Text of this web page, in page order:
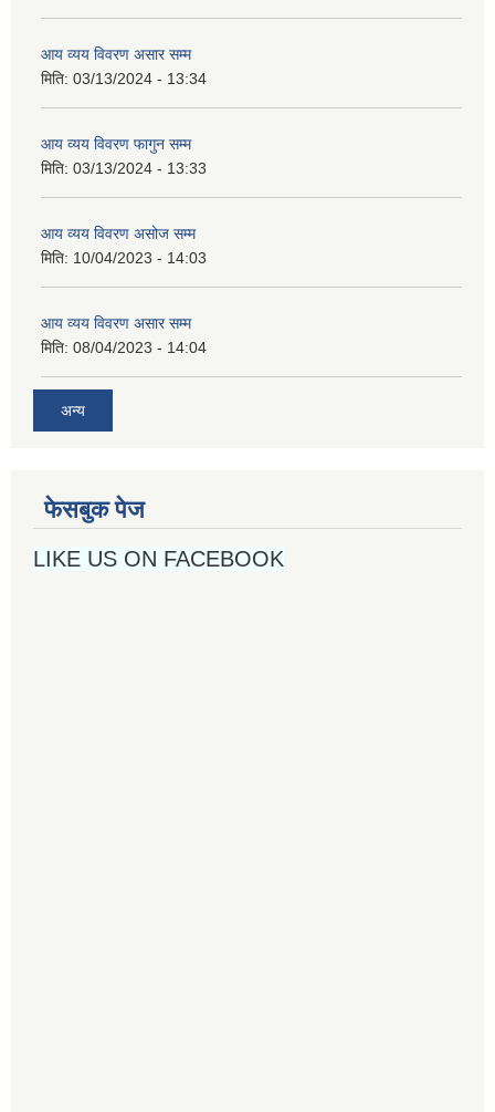
आय व्यय विवरण असार सम्म
मिति: 03/13/2024 - 13:34
आय व्यय विवरण फागुन सम्म
मिति: 03/13/2024 - 13:33
आय व्यय विवरण असोज सम्म
मिति: 10/04/2023 - 14:03
आय व्यय विवरण असार सम्म
मिति: 08/04/2023 - 14:04
अन्य
फेसबुक पेज
LIKE US ON FACEBOOK